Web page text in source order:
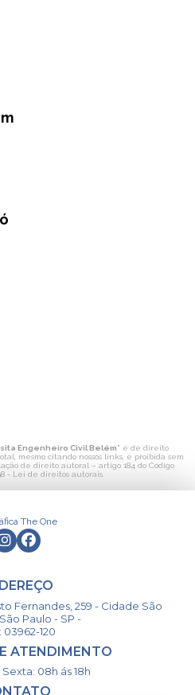
Engenheiro Civil Belém" é de direito
mesmo citando nossos links, é proibida sem
de direito autoral – artigo 184 do Código
- Lei de direitos autorais.
Fernandes, 259 - Cidade São
Paulo - SP -
03962-120
ATENDIMENTO
08h ás 18h